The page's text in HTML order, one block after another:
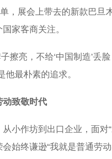
，展会上带去的新款巴旦
家客商关注。
擦亮，不给‘中国制造’丢
他最朴素的追求。
动致敬时代
作坊到出口企业，面对
会始终谦逊“我就是普通劳